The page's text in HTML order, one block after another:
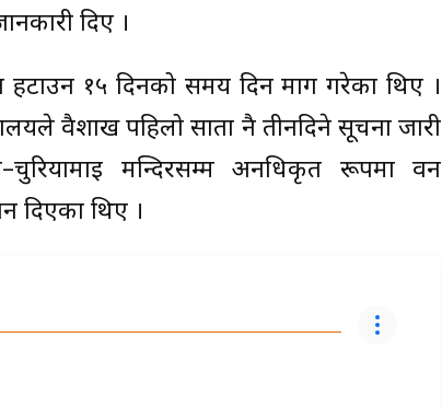
दिए ।
१५ दिनको समय दिन माग गरेका थिए ।
वैशाख पहिलो साता नै तीनदिने सूचना जारी
मन्दिरसम्म अनधिकृत रूपमा वन
दिएका थिए ।